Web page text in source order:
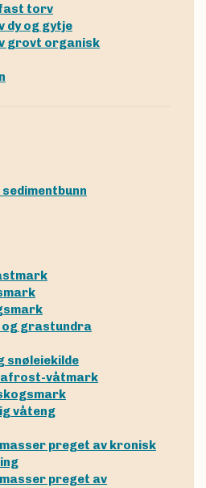
fast torv
dy og gytje
grovt organisk
og grastundra
snøleiekilde
våtmark
våteng
preget av kronisk
preget av